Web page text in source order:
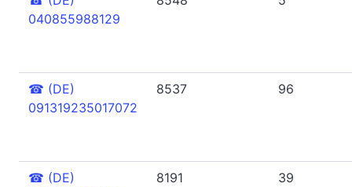
040855988129
☎ (DE)
091319235017072
8537 96
☎ (DE)
8191 39